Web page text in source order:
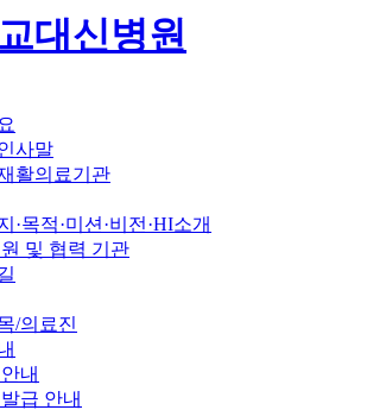
대신병원
사말
활의료기관
·목적·미션·비전·HI소개
및 협력 기관
/의료진
내
급 안내